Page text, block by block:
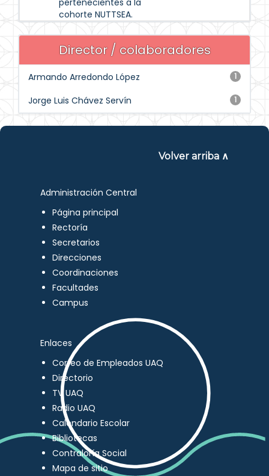
pertenecientes a la
cohorte NUTTSEA.
Director / colaboradores
1
Armando Arredondo López
1
Jorge Luis Chávez Servín
Volver arriba ∧
Administración Central
Página principal
Rectoría
Secretarios
Direcciones
Coordinaciones
Facultades
Campus
Enlaces
Correo de Empleados UAQ
Directorio
TV UAQ
Radio UAQ
Calendario Escolar
Bibliotecas
Contraloría Social
Mapa de sitio